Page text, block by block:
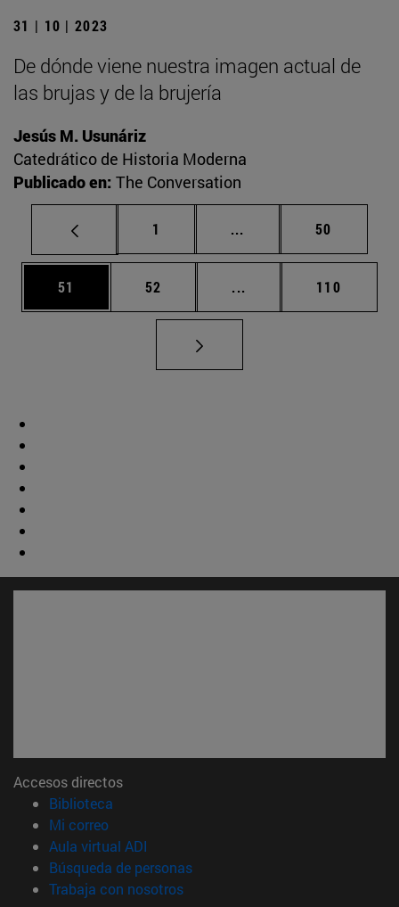
31 | 10 | 2023
De dónde viene nuestra imagen actual de
las brujas y de la brujería
Jesús M. Usunáriz
Catedrático de Historia Moderna
Publicado en: The Conversation
Página
1 ... Páginas intermedias
Página
50
Página
51 Página
52 ... Páginas intermedias
Página
110
Accesos directos
Biblioteca
Mi correo(abre en nueva ventana)
Aula virtual ADI
Búsqueda de personas(abre en nueva ventana)
Trabaja con nosotros(abre en nueva ventana)